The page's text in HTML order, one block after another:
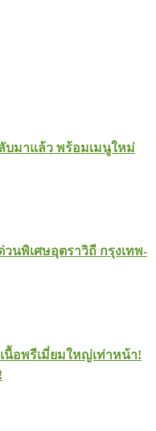
บมาแล้ว พร้อมเมนูใหม่
นพิเศษอุตราวิถี กรุงเทพ-
นื้อพรีเมี่ยมใหญ่เท่าหน้า!